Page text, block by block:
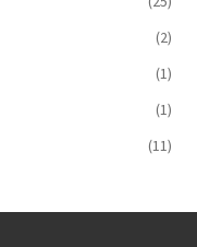
(2)
(1)
(1)
(11)